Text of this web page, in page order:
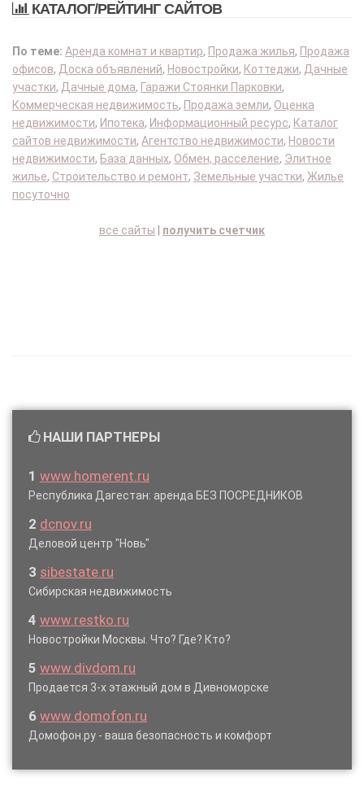
КАТАЛОГ/РЕЙТИНГ САЙТОВ
По теме: Аренда комнат и квартир, Продажа жилья, Продажа
офисов, Доска объявлений, Новостройки, Коттеджи, Дачные
участки, Дачные дома, Гаражи Стоянки Парковки,
Коммерческая недвижимость, Продажа земли, Оценка
недвижимости, Ипотека, Информационный ресурс, Каталог
сайтов недвижимости, Агентство недвижимости, Новости
недвижимости, База данных, Обмен, расселение, Элитное
жилье, Строительство и ремонт, Земельные участки, Жилье
посуточно
все сайты получить счетчик
НАШИ ПАРТНЕРЫ
1 www.homerent.ru
Республика Дагестан: аренда БЕЗ ПОСРЕДНИКОВ
2 dcnov.ru
Деловой центр "Новь"
3 sibestate.ru
Сибирская недвижимость
4 www.restko.ru
Новостройки Москвы. Что? Где? Кто?
5 www.divdom.ru
Продается 3-х этажный дом в Дивноморске
6 www.domofon.ru
Домофон.ру - ваша безопасность и комфорт